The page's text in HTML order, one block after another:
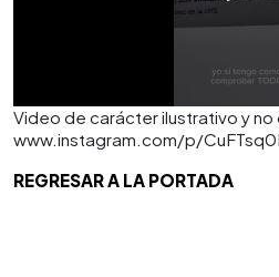
Video de carácter ilustrativo y
www.instagram.com/p/
REGRESAR A LA PORTADA